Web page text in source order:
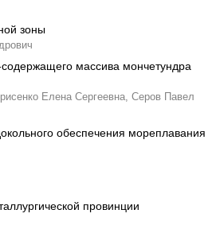
зоны
массива мончетундра
Елена Сергеевна, Серов Павел
обеспечения мореплавания
провинции